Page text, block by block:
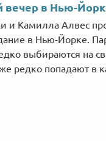
вечер в Нью-
и Камилла Алвес
в Нью-Йорке.
выбираются на
редко попадают в